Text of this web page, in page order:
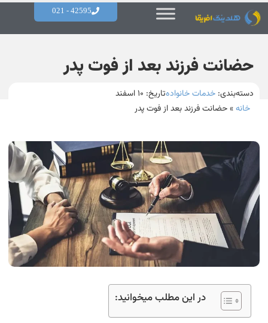
42595 - 021
حضانت فرزند بعد از فوت پدر
دسته‌بندی:خدمات خانوادهتاریخ:۱۰ اسفند
خانه»حضانت فرزند بعد از فوت پدر
در این مطلب میخوانید: